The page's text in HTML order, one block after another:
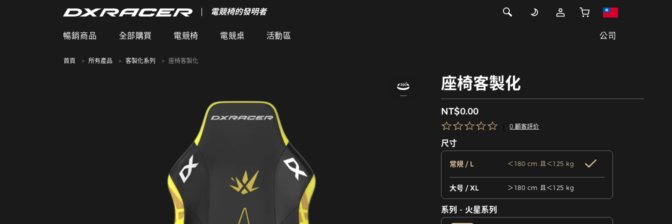
電競椅的發明者
暢銷商品 全部購買 電競椅 電競桌 活動區 公司
首頁 所有產品 客製化系列 座椅客製化
座椅客製化
NT$0.00
0 顧客評价
尺寸
常規 / L ＜180 cm 且＜125 kg
大号 / XL ＞180 cm 且＜125 kg
系列 - 火星系列